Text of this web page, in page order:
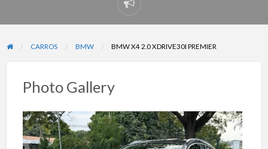
Reportar
problema
CARROS BMW BMW X4 2.0 XDRIVE30I PREMIER
Photo Gallery